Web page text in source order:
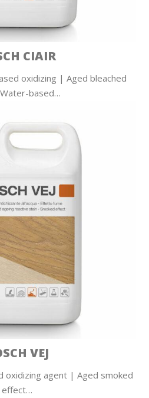
CIAIR
oxidizing | Aged bleached
based…
VEJ
oxidizing agent | Aged smoked
effect…